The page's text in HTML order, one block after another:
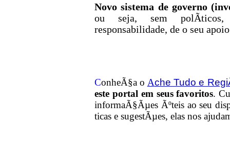
Novo sistema de governo
ou seja, sem polÃ­ticos,
responsabilidade, de o seu
ConheÃ§a o Ache Tudo e
este portal em seus favoritos.
informaÃ§Ãµes Ãºteisao seu
ticas e sugestÃµes, elas nos